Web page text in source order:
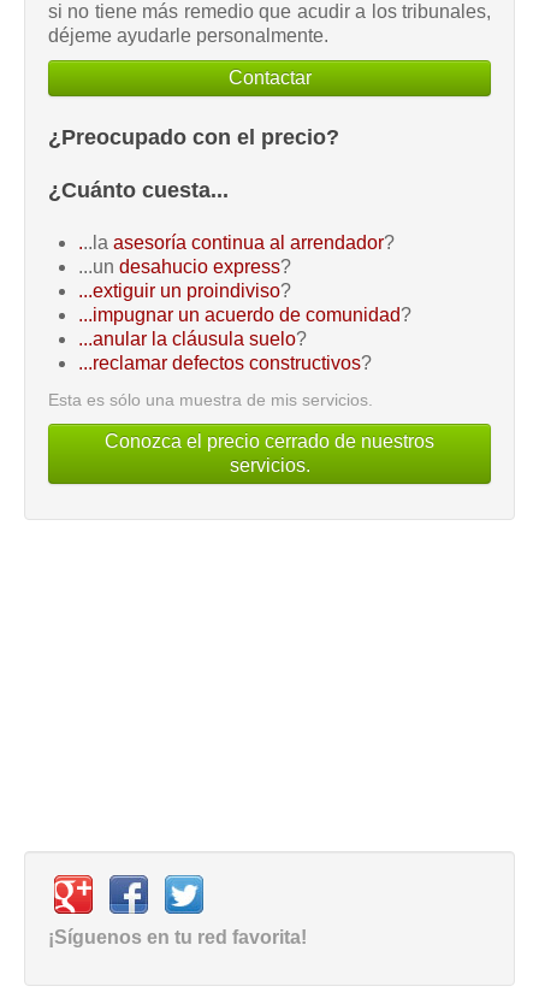
si no tiene más remedio que acudir a los tribunales,
déjeme ayudarle personalmente.
Contactar
¿Preocupado con el precio?
¿Cuánto cuesta...
...la asesoría continua al arrendador?
...un desahucio express?
...extiguir un proindiviso?
...impugnar un acuerdo de comunidad?
...anular la cláusula suelo?
...reclamar defectos constructivos?
Esta es sólo una muestra de mis servicios.
Conozca el precio cerrado de nuestros
servicios.
¡Síguenos en tu red favorita!